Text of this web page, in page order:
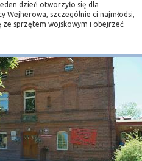
dzień otworzyło się dla
Wejherowa, szczególnie ci najmłodsi,
ze sprzętem wojskowym i obejrzeć